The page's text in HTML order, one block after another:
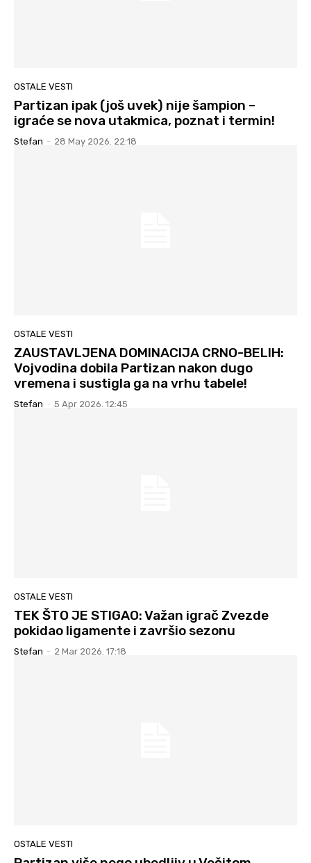
OSTALE VESTI
Partizan ipak (još uvek) nije šampion –
igraće se nova utakmica, poznat i termin!
Stefan - 28 May 2026. 22:18
OSTALE VESTI
ZAUSTAVLJENA DOMINACIJA CRNO-BELIH:
Vojvodina dobila Partizan nakon dugo
vremena i sustigla ga na vrhu tabele!
Stefan - 5 Apr 2026. 12:45
OSTALE VESTI
TEK ŠTO JE STIGAO: Važan igrač Zvezde
pokidao ligamente i završio sezonu
Stefan - 2 Mar 2026. 17:18
OSTALE VESTI